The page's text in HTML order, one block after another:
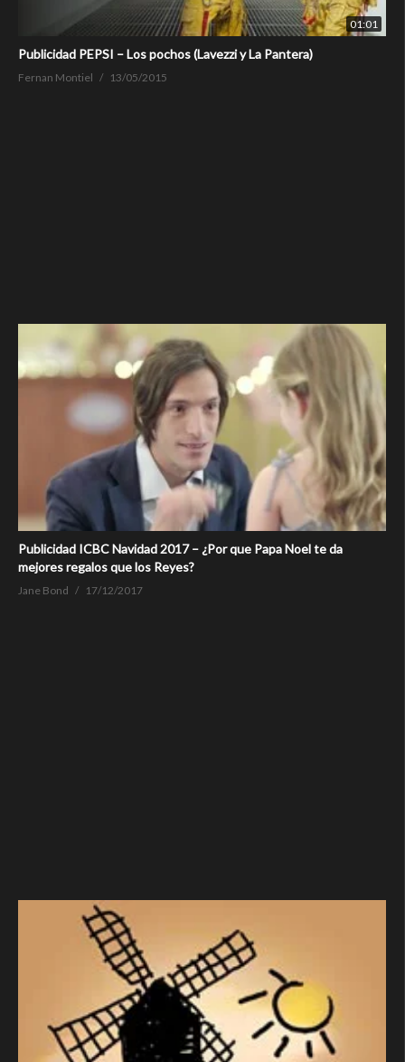
01:01
Publicidad PEPSI – Los pochos (Lavezzi y La Pantera)
Fernan Montiel 13/05/2015
Publicidad ICBC Navidad 2017 – ¿Por que Papa Noel te da
mejores regalos que los Reyes?
Jane Bond 17/12/2017